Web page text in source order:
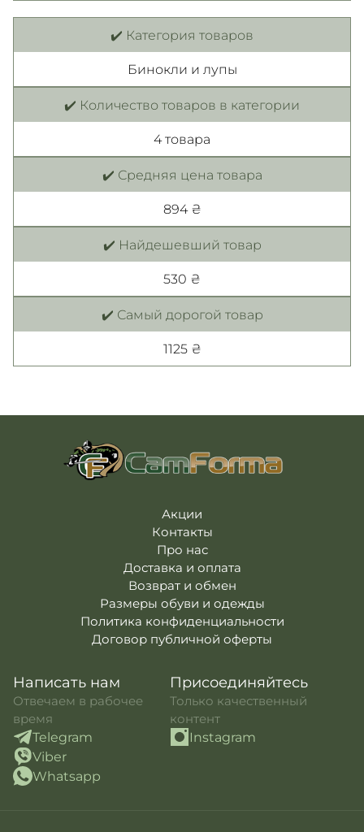
✔️ Категория товаров
Бинокли и лупы
✔️ Количество товаров в категории
4 товара
✔️ Средняя цена товара
894 ₴
✔️ Найдешевший товар
530 ₴
✔️ Самый дорогой товар
1125 ₴
Акции
Контакты
Про нас
Доставка и оплата
Возврат и обмен
Размеры обуви и одежды
Политика конфиденциальности
Договор публичной оферты
Написать нам
Отвечаем в рабочее
время
Telegram
Viber
Whatsapp
Присоединяйтесь
Только качественный
контент
Instagram